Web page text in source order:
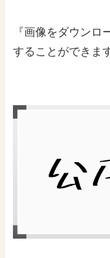
『画像をダウン
することができま